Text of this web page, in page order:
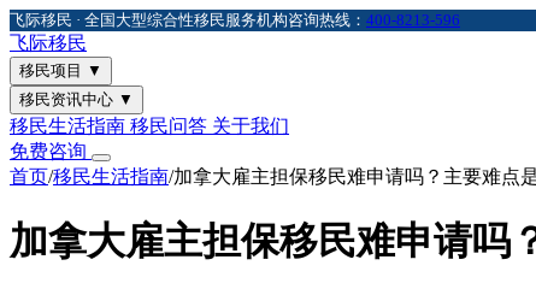
飞际移民 · 全国大型综合性移民服务机构咨询热线： 400-8213-596
飞际移民
移民项目 ▼
移民资讯中心 ▼
移民生活指南 移民问答 关于我们
免费咨询
首页/移民生活指南/加拿大雇主担保移民难申请吗？主要难点
加拿大雇主担保移民难申请吗